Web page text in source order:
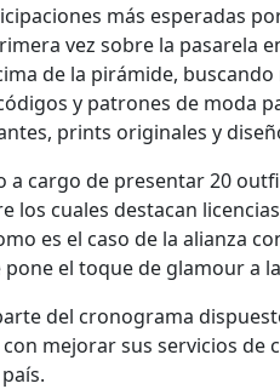
más esperadas
vez sobre la pasarela
de la pirámide,
y patrones de moda
prints originales y
a cargo de presentar 20
los cuales destacan
es el caso de la alianza
pone el toque de glamour a
del cronograma
mejorar sus servicios de